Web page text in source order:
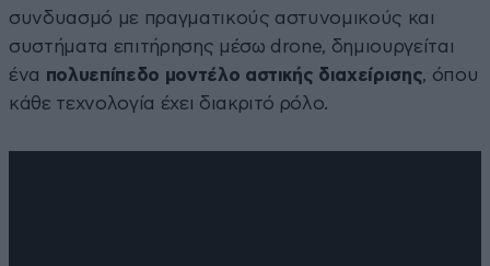
συνδυασμό με πραγματικούς αστυνομικούς και
συστήματα επιτήρησης μέσω drone, δημιουργείται
ένα πολυεπίπεδο μοντέλο αστικής διαχείρισης, όπου
κάθε τεχνολογία έχει διακριτό ρόλο.